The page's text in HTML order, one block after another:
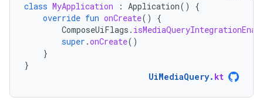
class MyApplication : Application()
{
override fun onCreate()
{
ComposeUiFlags .
super .onCreate()
}
}
UiMediaQuery. kt